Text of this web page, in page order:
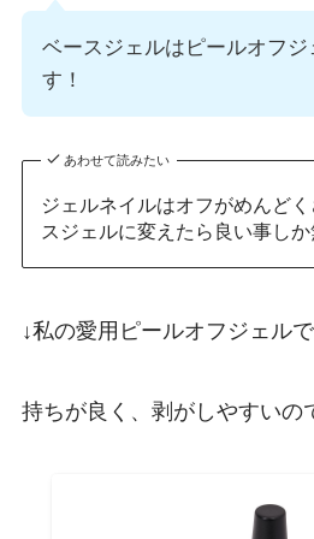
ベースジェルはピールオフ
す！
あわせて読みたい
ジェルネイルはオフがめんど
スジェルに変えたら良い事しか
↓私の愛用ピールオフジェル
持ちが良く、剥がしやすいの